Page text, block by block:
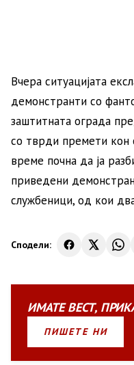
Вчера ситуацијата
демонстранти со
заштитната ограда
со тврди премети кон
време почна да ја
приведени
службеници, од кои
Сподели:
ИМАТЕВЕСТ,
ПИШЕТЕ НИ